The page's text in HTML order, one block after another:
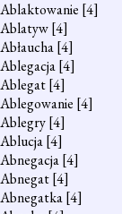
Ablaktowanie [4]
Ablatyw[4]
Abłaucha[4]
Ablegacja[4]
Ablegat[4]
Ablegowanie [4]
Ablegry[4]
Ablucja[4]
Abnegacja[4]
Abnegat[4]
Abnegatka[4]